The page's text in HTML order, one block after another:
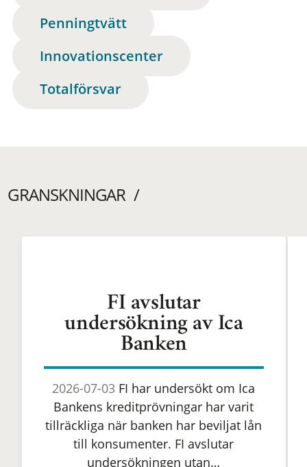
Penningtvätt
Innovationscenter
Totalförsvar
GRANSKNINGAR
FI avslutar
undersökning av Ica
Banken
2026-07-03 FI har undersökt om Ica
Bankens kreditprövningar har varit
tillräckliga när banken har beviljat lån
till konsumenter. FI avslutar
undersökningen utan…